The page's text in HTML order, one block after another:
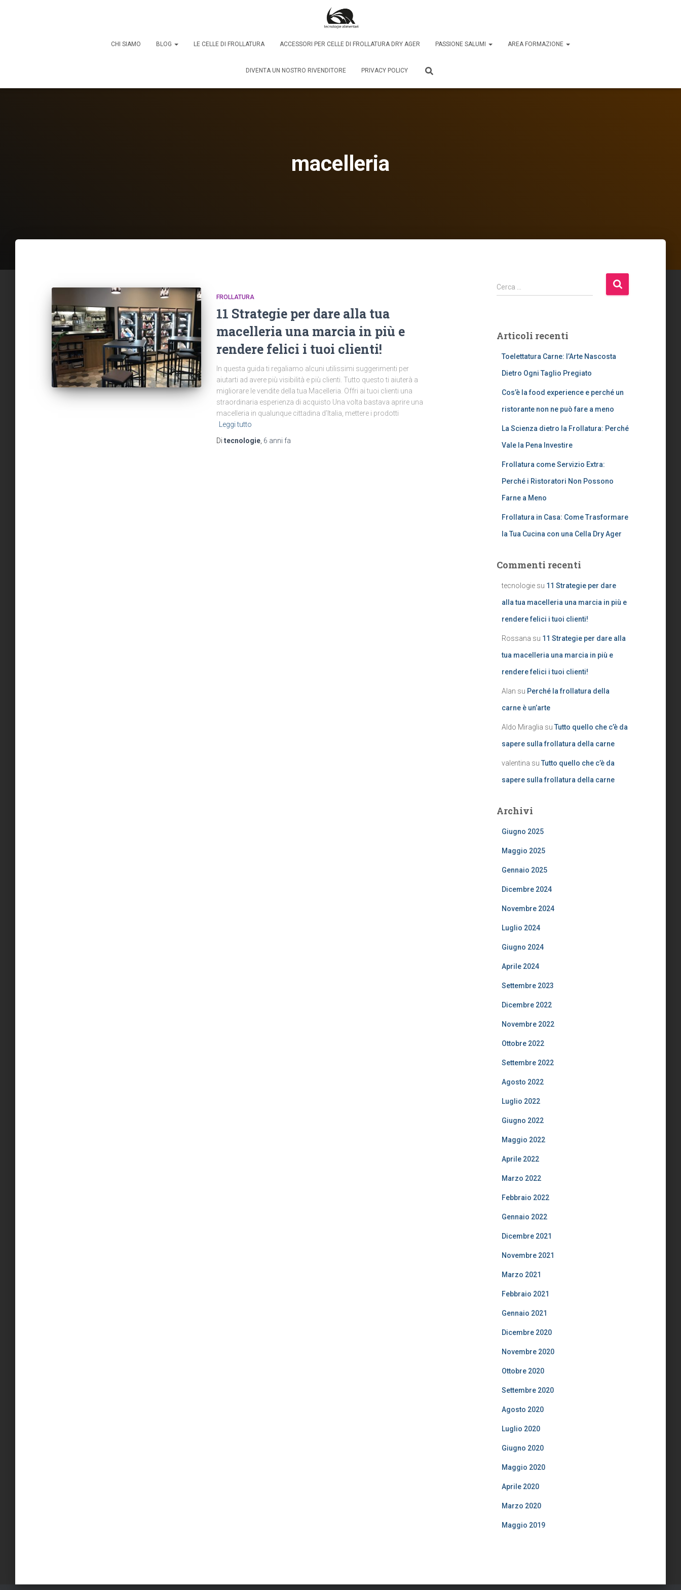
CHI SIAMO BLOG LE CELLE DI FROLLATURA ACCESSORI PER CELLE DI FROLLATURA DRY AGER PASSIONE SALUMI AREA FORMAZIONE
DIVENTA UN NOSTRO RIVENDITORE PRIVACY POLICY
macelleria
FROLLATURA
11 Strategie per dare alla tua
macelleria una marcia in più e
rendere felici i tuoi clienti!
In questa guida ti regaliamo alcuni utilissimi suggerimenti per
aiutarti ad avere più visibilità e più clienti. Tutto questo ti aiuterà a
migliorare le vendite della tua Macelleria. Offri ai tuoi clienti una
straordinaria esperienza di acquisto Una volta bastava aprire una
macelleria in qualunque cittadina d’Italia, mettere i prodotti
Leggi tutto
Di tecnologie 6 anni fa
R
i
c
Cerca …
Articoli recenti
Toelettatura Carne: l’Arte Nascosta
Dietro Ogni Taglio Pregiato
Cos’è la food experience e perché un
ristorante non ne può fare a meno
La Scienza dietro la Frollatura: Perché
Vale la Pena Investire
Frollatura come Servizio Extra:
Perché i Ristoratori Non Possono
Farne a Meno
Frollatura in Casa: Come Trasformare
la Tua Cucina con una Cella Dry Ager
Commenti recenti
tecnologiesu 11 Strategie per dare
alla tua macelleria una marcia in più e
rendere felici i tuoi clienti!
Rossana su 11 Strategie per dare alla
tua macelleria una marcia in più e
rendere felici i tuoi clienti!
Alan su Perché la frollatura della
carne è un’arte
Aldo Miraglia su Tutto quello che c’è da
sapere sulla frollatura della carne
valentina su Tutto quello che c’è da
sapere sulla frollatura della carne
Archivi
Giugno 2025
Maggio 2025
Gennaio 2025
Dicembre 2024
Novembre 2024
Luglio 2024
Giugno 2024
Aprile 2024
Settembre 2023
Dicembre 2022
Novembre 2022
Ottobre 2022
Settembre 2022
Agosto 2022
Luglio 2022
Giugno 2022
Maggio 2022
Aprile 2022
Marzo 2022
Febbraio 2022
Gennaio 2022
Dicembre 2021
Novembre 2021
Marzo 2021
Febbraio 2021
Gennaio 2021
Dicembre 2020
Novembre 2020
Ottobre 2020
Settembre 2020
Agosto 2020
Luglio 2020
Giugno 2020
Maggio 2020
Aprile 2020
Marzo 2020
Maggio 2019